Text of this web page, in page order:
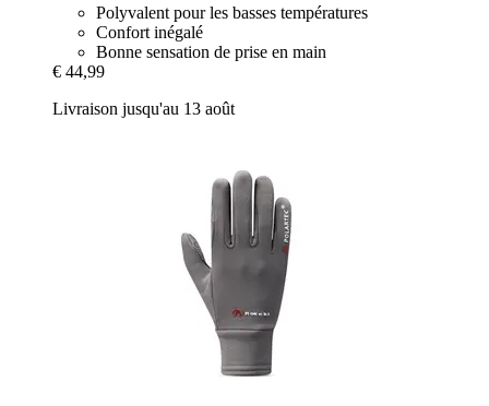
Polyvalent pour les basses températures
Confort inégalé
Bonne sensation de prise en main
€ 44,99
Livraison jusqu'au 13 août